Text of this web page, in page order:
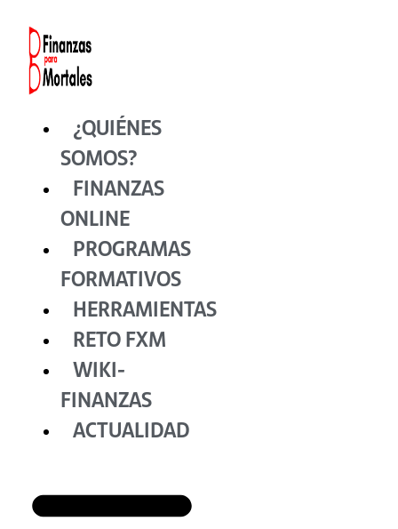
contenido
¿QUIÉNES
SOMOS?
FINANZAS
ONLINE
PROGRAMAS
FORMATIVOS
HERRAMIENTAS
RETO FXM
WIKI-
FINANZAS
ACTUALIDAD